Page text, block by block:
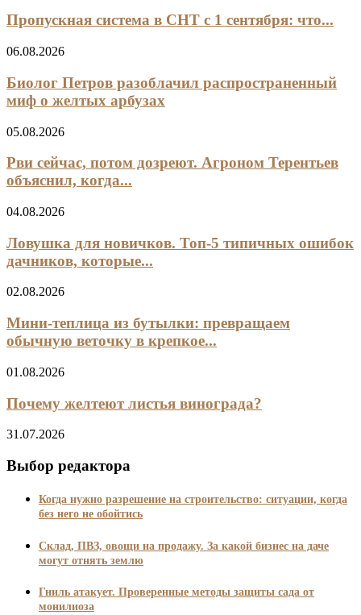
Пропускная система в СНТ с 1 сентября: что...
06.08.2026
Биолог Петров разоблачил распространенный
миф о желтых арбузах
05.08.2026
Рви сейчас, потом дозреют. Агроном Терентьев
объяснил, когда...
04.08.2026
Ловушка для новичков. Топ-5 типичных ошибок
дачников, которые...
02.08.2026
Мини‑теплица из бутылки: превращаем
обычную веточку в крепкое...
01.08.2026
Почему желтеют листья винограда?
31.07.2026
Выбор редактора
Когда нужно разрешение на строительство: ситуации, когда
без него не обойтись
Склад, ПВЗ, овощи на продажу. За какой бизнес на даче
могут отнять землю
Гниль атакует. Проверенные методы защиты сада от
монилиоза